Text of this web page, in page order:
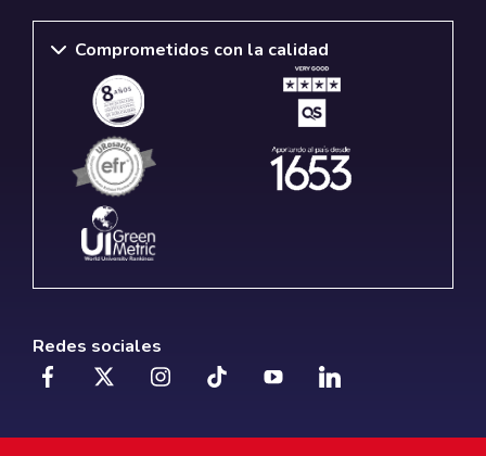
Comprometidos con la calidad
Redes sociales